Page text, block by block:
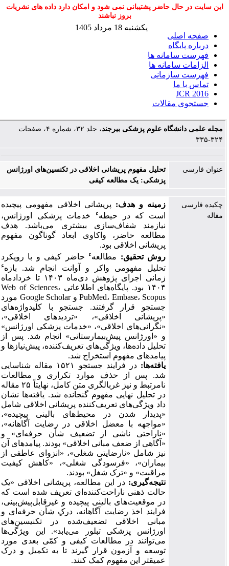
این سایت در حال حاضر پشتیبانی نمی شود و امکان دارد داده های نشریات
بروز نباشند
صفحه اصلی
درباره پایگاه
فهرست سامانه ها
الزامات سامانه ها
فهرست سازمانی
تماس با ما
JCR 2016
جستجوی مقالات
یکشنبه 18 مرداد 1405
مجله علمی دانشگاه علوم پزشکی بیرجند
، جلد ۳۲، شماره ۴، صفحات
۳۲۴-۳۳۵
عنوان فارسی
تحلیل مفهوم پریشانی اخلاقی در تکنسین‌های اورژانس
پزشکی: یک مطالعه کیفی
چکیده فارسی
مقاله
زمینه و هدف:پریشانی اخلاقی مفهومی پیچیده
است که در حیطه خدمات پزشکی اورژانس،
نیازمند شفاف‌سازی بیشتری می‌باشد. هدف
مطالعه حاضر، واکاوی ابعاد گوناگون مفهوم
پریشانی اخلاقی بود.
روش تحقیق:مطالعه حاضر کیفی و با رویکرد
تحلیل مفهومی واکر و آوانت انجام شد. بازه
زمانی اجرای پژوهش دی‌ماه۱۴۰۳تا خرداد‌ماه
۱۴۰۴بود. پایگاه‌های اطلاعاتی Web of Sciences ،
PubMed ،Embase ،Scopus و Google Scholar
مورد
جستجو قرار گرفتند. جستجو با کلیدواژه‌های
«پریشانی اخلاقی»، «تردیدهای اخلاقی»،
«نگرانی‌های اخلاقی»، «خدمات پزشکی اورژانس»
و «اورژانس پیش‌بیمارستانی» انجام شد. پس از
تحلیل داده‌ها، ویژگی‌های تعریف‌کننده، پیش‌نیازها و
پیامدهای مفهوم استخراج شد.
یافته‌ها:در فرایند جستجو۱۵۲۱مقاله شناسایی
شد. پس از حذف موارد تکراری و مطالعات
نامرتبط و نیز غربالگری متن کامل، نهایتاً۲۵مقاله
در تحلیل نهایی مفهوم گنجانده شد. یافته‌ها نشان
داد ویژگی‌های تعریف‌کننده پریشانی اخلاقی شامل
«پدیدار شدن در محیط‌های بالینی پیچیده»،
«مواجهه با معضل اخلاقی در رضایت آگاهانه»،
«ناراحتی ناشی از تضعیف شأن حرفه‌ای» و
«آگاهی از ضعف مبانی اخلاقی» بودند. پیامدهای آن
نیز شامل «نارضایتی شغلی»، «انزوای عاطفی از
بیماران»، «فرسودگی شغلی»، «کاهش کیفیت
مراقبت» و «ترک شغل» بودند.
نتیجه‌گیری:در این مطالعه، پریشانی اخلاقی «یک
حالت ذهنی ناراحت‌کننده‌ای تعریف شده است که
در موقعیت‌های بالینی پیچیده و غیرقابل‌پیش‌بینی،
فرایند اخذ رضایت آگاهانه، درکِ شأن حرفه‌ای و
مبانی اخلاقی تضعیف‌شده در تکنیسین‌های
اورژانس پزشکی تبلور می‌یابد». این ویژگی‌ها
می‌توانند در مطالعات کیفی و کمّی بعدی مورد
توسعه و آزمون قرار گیرند تا به تکمیل و درک
عمیقتر این مفهوم کمک کنند.